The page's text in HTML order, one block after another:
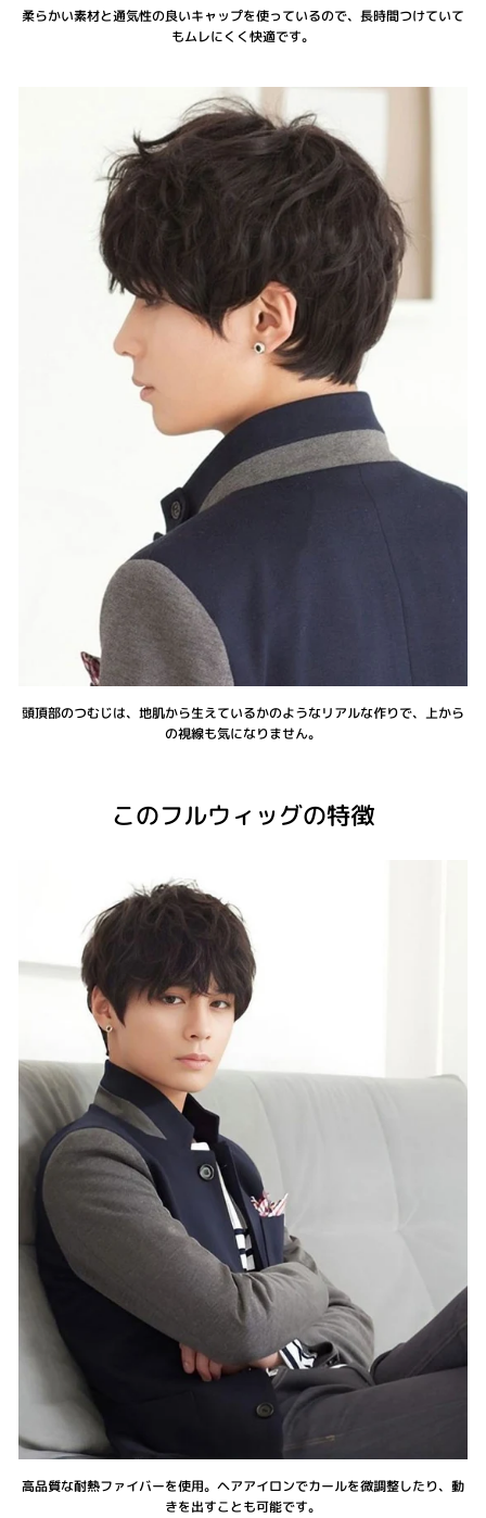
柔らかい素材と通気性の良いキャップを使っているので、長時間つけていて
もムレにくく快適です。
頭頂部のつむじは、地肌から生えているかのようなリアルな作りで、上から
の視線も気になりません。
このフルウィッグの特徴
高品質な耐熱ファイバーを使用。ヘアアイロンでカールを微調整したり、動
きを出すことも可能です。